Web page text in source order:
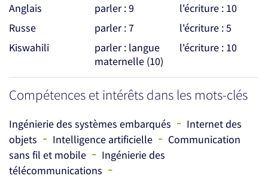
Anglais parler : 9
l'écriture : 10
Russe
parler : 7
l'écriture : 5
Kiswahili
parler : langue
maternelle (10)
l'écriture : 10
Compétences et intérêts dans les mots-clés
Ingénierie des systèmes embarqués - Internet des
objets - Intelligence artificielle - Communication
sans fil et mobile - Ingénierie des
télécommunications -